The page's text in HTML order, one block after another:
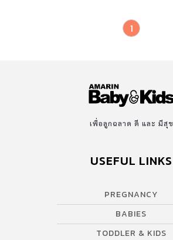
1
เพื่อลูกฉลาด ดี และ มีสุข
USEFUL LINKS
PREGNANCY
BABIES
TODDLER & KIDS